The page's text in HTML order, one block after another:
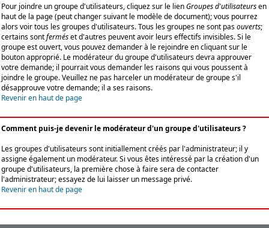
Pour joindre un groupe d'utilisateurs, cliquez sur le lienGroupes d'utilisateursen
haut de la page (peut changer suivant le modèle de document); vous pourrez
alors voir tous les groupes d'utilisateurs. Tous les groupes ne sont pasouverts;
certains sontferméset d'autres peuvent avoir leurs effectifs invisibles. Si le
groupe est ouvert, vous pouvez demander à le rejoindre en cliquant sur le
bouton approprié. Le modérateur du groupe d'utilisateurs devra approuver
votre demande; il pourrait vous demander les raisons qui vous poussent à
joindre le groupe. Veuillez ne pas harceler un modérateur de groupe s'il
désapprouve votre demande; il a ses raisons.
Revenir en haut de page
Comment puis-je devenir le modérateur d'un groupe d'utilisateurs ?
Les groupes d'utilisateurs sont initiallement créés par l'administrateur; il y
assigne également un modérateur. Si vous êtes intéressé par la création d'un
groupe d'utilisateurs, la première chose à faire sera de contacter
l'administrateur; essayez de lui laisser un message privé.
Revenir en haut de page